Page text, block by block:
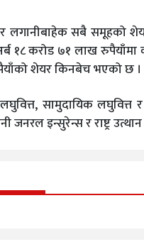
लगानीबाहेक सबै समूहको
१८ करोड ७१ लाख रुपैयाँमा
शेयर किनबेच भएको छ ।
सामुदायिक लघुवित्त
जनरल इन्सुरेन्स र राष्ट्र